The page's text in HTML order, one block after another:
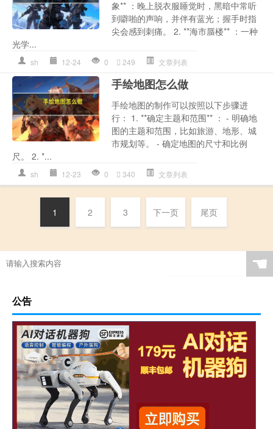
象** ：晚上脱衣服睡觉时，黑暗中常听
到噼啪的声响，并伴有蓝光；握手时指
尖会感到刺痛。 2. **海市蜃楼** ：一种
光学...
sh 12-24 0 249 文章列表
手绘地图怎么做
手绘地图的制作可以按照以下步骤进
行： 1. **确定主题和范围** ： - 明确地
图的主题和范围，比如旅游、地形、城
市规划等。 - 确定地图的尺寸和比例
尺。 2. *...
sh 12-23 0 340 文章列表
1 2 3 下一页 尾页
☚
公告